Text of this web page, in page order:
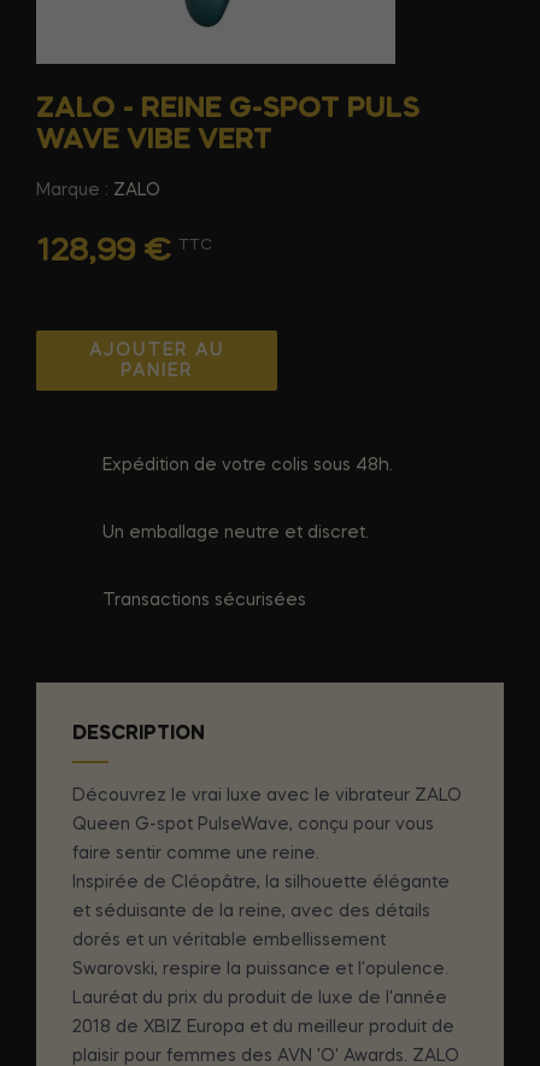
ZALO - REINE G-SPOT PULS
WAVE VIBE VERT
Marque : ZALO
128,99 € TTC
AJOUTER AU
PANIER
Expédition de votre colis sous 48h.
Un emballage neutre et discret.
Transactions sécurisées
DESCRIPTION
Découvrez le vrai luxe avec le vibrateur ZALO
Queen G-spot PulseWave, conçu pour vous
faire sentir comme une reine.
Inspirée de Cléopâtre, la silhouette élégante
et séduisante de la reine, avec des détails
dorés et un véritable embellissement
Swarovski, respire la puissance et l'opulence.
Lauréat du prix du produit de luxe de l'année
2018 de XBIZ Europa et du meilleur produit de
plaisir pour femmes des AVN 'O' Awards. ZALO